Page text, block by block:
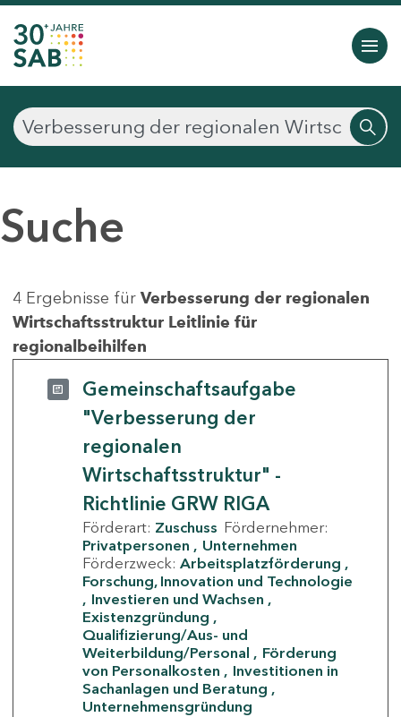
Suche
4 Ergebnisse für Verbesserung der regionalen
Wirtschaftsstruktur Leitlinie für
regionalbeihilfen
Gemeinschaftsaufgabe
"Verbesserung der
regionalen
Wirtschaftsstruktur" -
Richtlinie GRW RIGA
Förderart: Zuschuss Fördernehmer:
Privatpersonen
Unternehmen
Förderzweck: Arbeitsplatzförderung
Forschung, Innovation und Technologie
Investieren und Wachsen
Existenzgründung
Qualifizierung/Aus- und
Weiterbildung/Personal
Förderung
von Personalkosten
Investitionen in
Sachanlagen und Beratung
Unternehmensgründung